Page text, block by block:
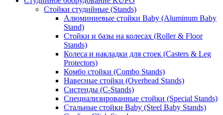
Стойки студийные (Stands)
Алюминиевые стойки Baby (Aluminum Baby
Stand)
Стойки и базы на колесах (Roller & Floor
Stands)
Колеса и накладки для стоек (Casters & Leg
Protectors)
Комбо стойки (Combo Stands)
Навесные стойки (Overhead Stands)
Систенды (C-Stands)
Специализированные стойки (Special Stands)
Стальные стойки Baby (Steel Baby Stands)